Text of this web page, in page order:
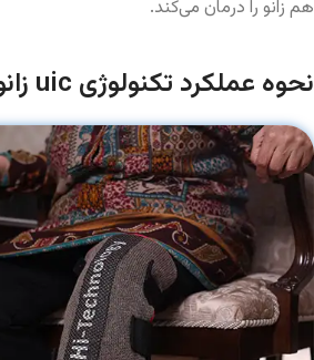
هم زانو را درمان می‌کند.
نحوه عملکرد تکنولوژی uic زانوبند زاپیامکس